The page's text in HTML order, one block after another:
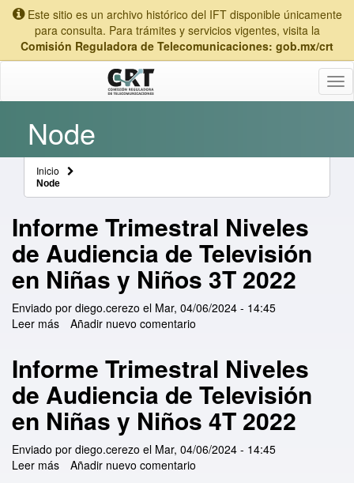
Este sitio es un archivo histórico del IFT disponible únicamente
para consulta. Para trámites y servicios vigentes, visita la
Comisión Reguladora de Telecomunicaciones: gob.mx/crt
Node
Inicio
Node
Informe Trimestral Niveles
de Audiencia de Televisión
en Niñas y Niños 3T 2022
Enviado por diego.cerezo el Mar, 04/06/2024 - 14:45
Leer más sobre Informe Trimestral Niveles de Audiencia de
Añadir nuevo comentario
Informe Trimestral Niveles
de Audiencia de Televisión
en Niñas y Niños 4T 2022
Enviado por diego.cerezo el Mar, 04/06/2024 - 14:45
Leer más sobre Informe Trimestral Niveles de Audiencia de
Añadir nuevo comentario